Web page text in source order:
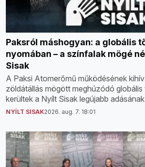
Paksról máshogyan: a globális
nyomában – a színfalak mögé
Sisak
A Paksi Atomerőmű működésének
zöldátállás mögött meghúzódó
kerültek a Nyílt Sisak legújabb
NYÍLT SISAK2026. aug. 7. 18:01